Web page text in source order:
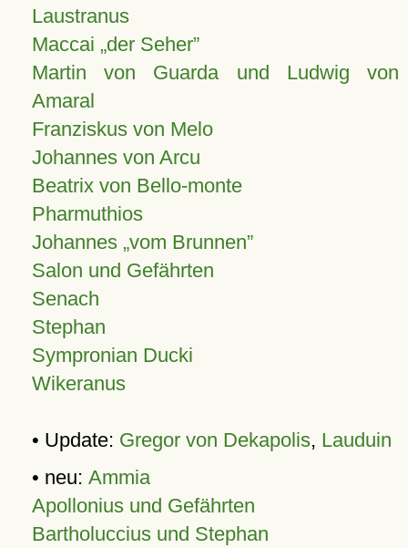
Laustranus
Maccai „der Seher”
Martin von Guarda und Ludwig von
Amaral
Franziskus von Melo
Johannes von Arcu
Beatrix von Bello-monte
Pharmuthios
Johannes vom Brunnen
Salon und Gefährten
Senach
Stephan
Sympronian Ducki
Wikeranus
• Update: Gregor von Dekapolis, Lauduin
• neu: Ammia
Apollonius und Gefährten
Bartholuccius und Stephan